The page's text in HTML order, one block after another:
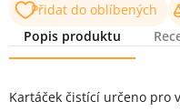
Přidat do oblíbených
Popis produktu
Kartáček čistící určeno pro